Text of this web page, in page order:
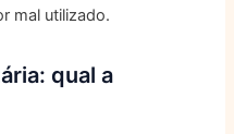
mal utilizado.
qual a